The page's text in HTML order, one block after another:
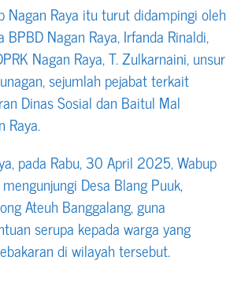
Nagan Raya itu turut didampingi oleh
BPBD Nagan Raya, Irfanda Rinaldi,
Nagan Raya, T. Zulkarnaini, unsur
sejumlah pejabat terkait
Dinas Sosial dan Baitul Mal
Raya.
pada Rabu, 30 April 2025, Wabup
Desa Blang Puuk,
Ateuh Banggalang, guna
serupa kepada warga yang
di wilayah tersebut.